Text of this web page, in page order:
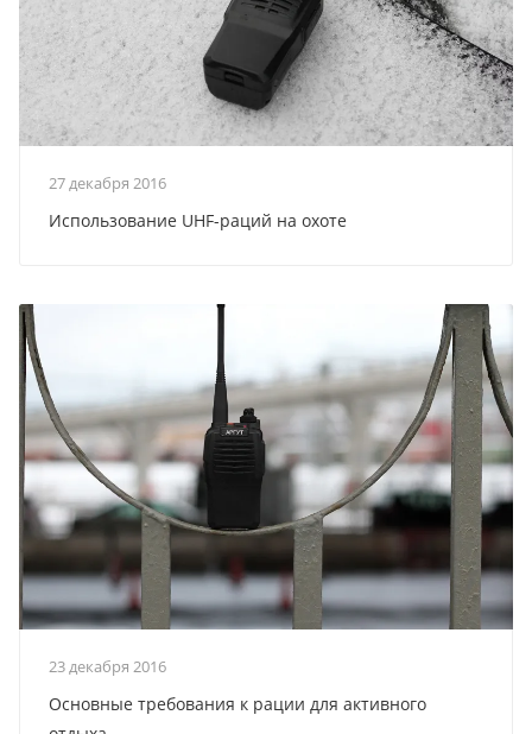
27 декабря 2016
Использование UHF-раций на охоте
23 декабря 2016
Основные требования к рации для активного